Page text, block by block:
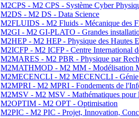
M2CPS - M2 CPS - Système Cyber
M2DS - M2 DS - Data Science
M2FLUIDS - M2 Fluids - Mécanique des
M2GI - M2 GI-PLATO - Grandes
M2HEP - M2 HEP - Physique des Hautes
M2ICFP - M2 ICFP - Centre International
M2MARES - M2 PBR - Physique par
M2MATHMOD - M2 MM - Modélisation
M2MECENCLI - M2 MECENCLI - Génie
M2MPRI - M2 MPRI - Fondements de
M2MSV - M2 MSV - Mathématiques pour
M2OPTIM - M2 OPT - Optimisation
M2PIC - M2 PIC - Projet, Innovation,